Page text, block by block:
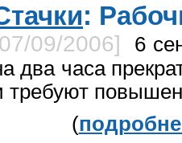
:
09/2006]
6
два часа
требуют
(